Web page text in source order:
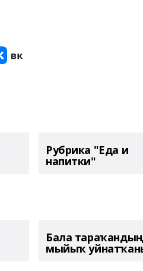
Рубрика "Еда и
напитки"
Бала тараҡандың
мыйыҡ